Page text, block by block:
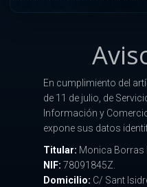
En cumplimiento del
de 11 de julio, de
Información y
expone sus datos
Titular: Monica Borras
NIF: 78091845Z.
Domicilio: C/ Sant